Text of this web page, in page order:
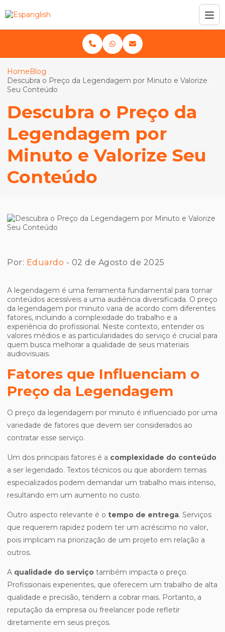
HomeBlog
Descubra o Preço da Legendagem por Minuto e Valorize
Seu Conteúdo
Descubra o Preço da
Legendagem por
Minuto e Valorize Seu
Conteúdo
Por: Eduardo - 02 de Agosto de 2025
A legendagem é uma ferramenta fundamental para tornar
conteúdos acessíveis a uma audiência diversificada. O preço
da legendagem por minuto varia de acordo com diferentes
fatores, incluindo a complexidade do trabalho e a
experiência do profissional. Neste contexto, entender os
valores médios e as particularidades do serviço é crucial para
quem busca melhorar a qualidade de seus materiais
audiovisuais.
Fatores que Influenciam o
Preço da Legendagem
O preço da legendagem por minuto é influenciado por uma
variedade de fatores que devem ser considerados ao
contratar esse serviço.
Um dos principais fatores é a complexidade do conteúdo
a ser legendado. Textos técnicos ou que abordem temas
especializados podem demandar um trabalho mais intenso,
resultando em um aumento no custo.
Outro aspecto relevante é o tempo de entrega. Serviços
que requerem rapidez podem ter um acréscimo no valor,
pois implicam na priorização de um projeto em relação a
outros.
A qualidade do serviço também impacta o preço.
Profissionais experientes, que oferecem um trabalho de alta
qualidade e precisão, tendem a cobrar mais. Portanto, a
reputação da empresa ou freelancer pode refletir
diretamente em seus preços.